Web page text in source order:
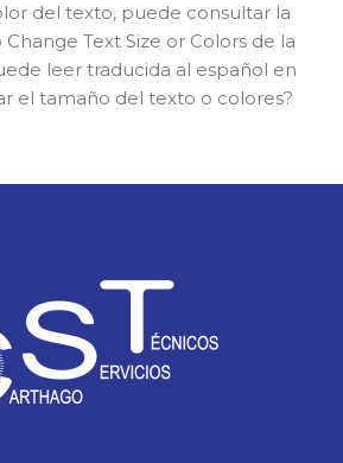
del texto, puede consultar la
Text Size or Colors de la
leer traducida al español en
el tamaño del texto o colores?